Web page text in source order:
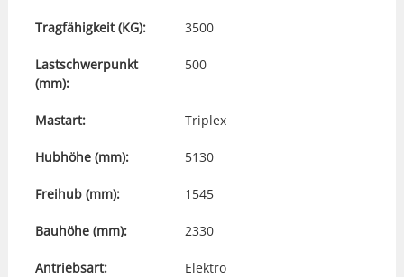
Tragfähigkeit (KG): 3500
Lastschwerpunkt
(mm):
500
Mastart: Triplex
Hubhöhe (mm): 5130
Freihub (mm): 1545
Bauhöhe (mm): 2330
Antriebsart: Elektro